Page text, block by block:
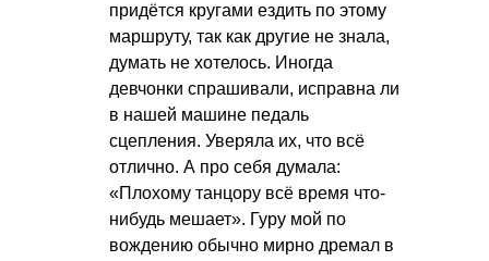
придётся кругами ездить по этому
маршруту, так как другие не знала,
думать не хотелось. Иногда
девчонки спрашивали, исправна ли
в нашей машине педаль
сцепления. Уверяла их, что всё
отлично. А про себя думала:
«Плохому танцору всё время что-
нибудь мешает». Гуру мой по
вождению обычно мирно дремал в